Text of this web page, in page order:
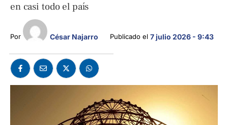
en casi todo el país
Por César Najarro Publicado el 7 julio 2026 - 9:43